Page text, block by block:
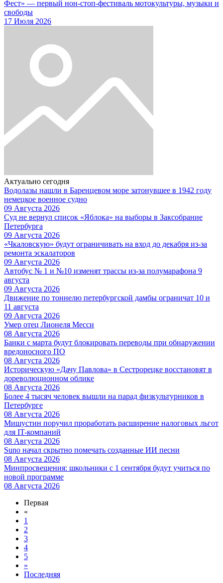
Фест» — первый нон-стоп-фестиваль мотокультуры, музыки и
свободы
17 Июля 2026
Актуально сегодня
Водолазы нашли в Баренцевом море затонувшее в 1942 году
немецкое военное судно
09 Августа 2026
Суд не вернул список «Яблока» на выборы в Заксобрание
Петербурга
09 Августа 2026
«Чкаловскую» будут ограничивать на вход до декабря из-за
ремонта эскалаторов
09 Августа 2026
Автобус № 1 и №10 изменят трассы из-за полумарафона 9
августа
09 Августа 2026
Движение по тоннелю петербургской дамбы ограничат 10 и
11 августа
09 Августа 2026
Умер отец Лионеля Месси
08 Августа 2026
Банки с марта будут блокировать переводы при обнаружении
вредоносного ПО
08 Августа 2026
Историческую «Дачу Павлова» в Сестрорецке восстановят в
дореволюционном облике
08 Августа 2026
Более 4 тысяч человек вышли на парад физкультурников в
Петербурге
08 Августа 2026
Мишустин поручил проработать расширение налоговых льгот
для IT-компаний
08 Августа 2026
Suno начал скрытно помечать созданные ИИ песни
08 Августа 2026
Минпросвещения: школьники с 1 сентября будут учиться по
новой программе
08 Августа 2026
Первая
«
1
2
3
4
5
»
Последняя